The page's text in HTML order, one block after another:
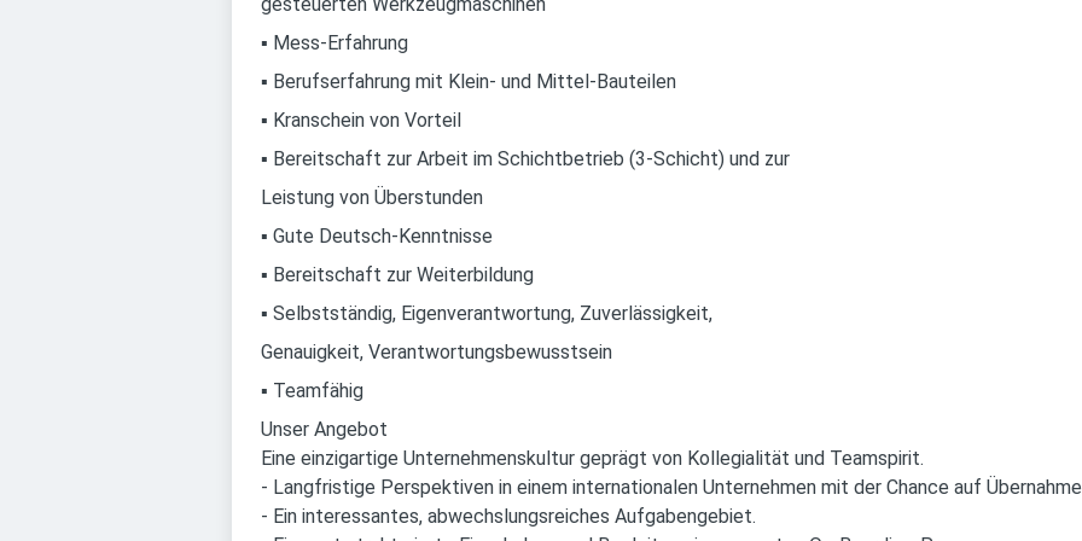
▪ Mess-Erfahrung
▪ Berufserfahrung mit Klein- und Mittel-Bauteilen
▪ Kranschein von Vorteil
▪ Bereitschaft zur Arbeit im Schichtbetrieb (3-Schicht) und zur
Leistung von Überstunden
▪ Gute Deutsch-Kenntnisse
▪ Bereitschaft zur Weiterbildung
▪ Selbstständig, Eigenverantwortung, Zuverlässigkeit,
Genauigkeit, Verantwortungsbewusstsein
▪ Teamfähig
Unser Angebot
Eine einzigartige Unternehmenskultur geprägt von Kollegialität und Teamspirit.
- Langfristige Perspektiven in einem internationalen Unternehmen mit der Chance auf
- Ein interessantes, abwechslungsreiches Aufgabengebiet.